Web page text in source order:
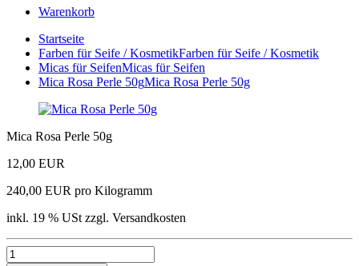
Warenkorb
Startseite
Farben für Seife / KosmetikFarben für Seife / Kosmetik
Micas für SeifenMicas für Seifen
Mica Rosa Perle 50gMica Rosa Perle 50g
Mica Rosa Perle 50g
12,00 EUR
240,00 EUR pro Kilogramm
inkl. 19 % USt zzgl. Versandkosten